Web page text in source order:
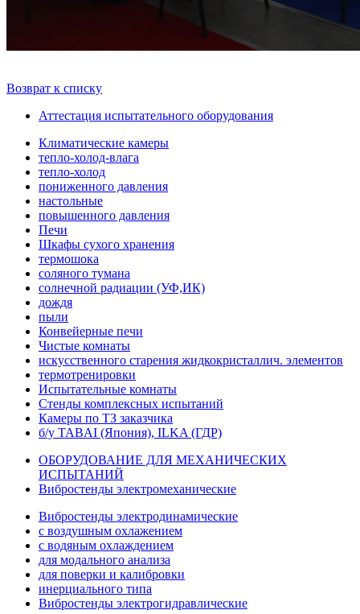
Возврат к списку
Аттестация испытательного оборудования
Климатические камеры
тепло-холод-влага
тепло-холод
пониженного давления
настольные
повышенного давления
Печи
Шкафы сухого хранения
термошока
соляного тумана
солнечной радиации (УФ,ИК)
дождя
пыли
Конвейерные печи
Чистые комнаты
искусственного старения жидкокристаллич. элементов
термотренировки
Испытательные комнаты
Стенды комплексных испытаний
Камеры по ТЗ заказчика
б/у TABAI (Япония), ILKA (ГДР)
ОБОРУДОВАНИЕ ДЛЯ МЕХАНИЧЕСКИХ
ИСПЫТАНИЙ
Вибростенды электромеханические
Вибростенды электродинамические
с воздушным охлажением
с водяным охлаждением
для модального анализа
для поверки и калибровки
инерциального типа
Вибростенды электрогидравлические